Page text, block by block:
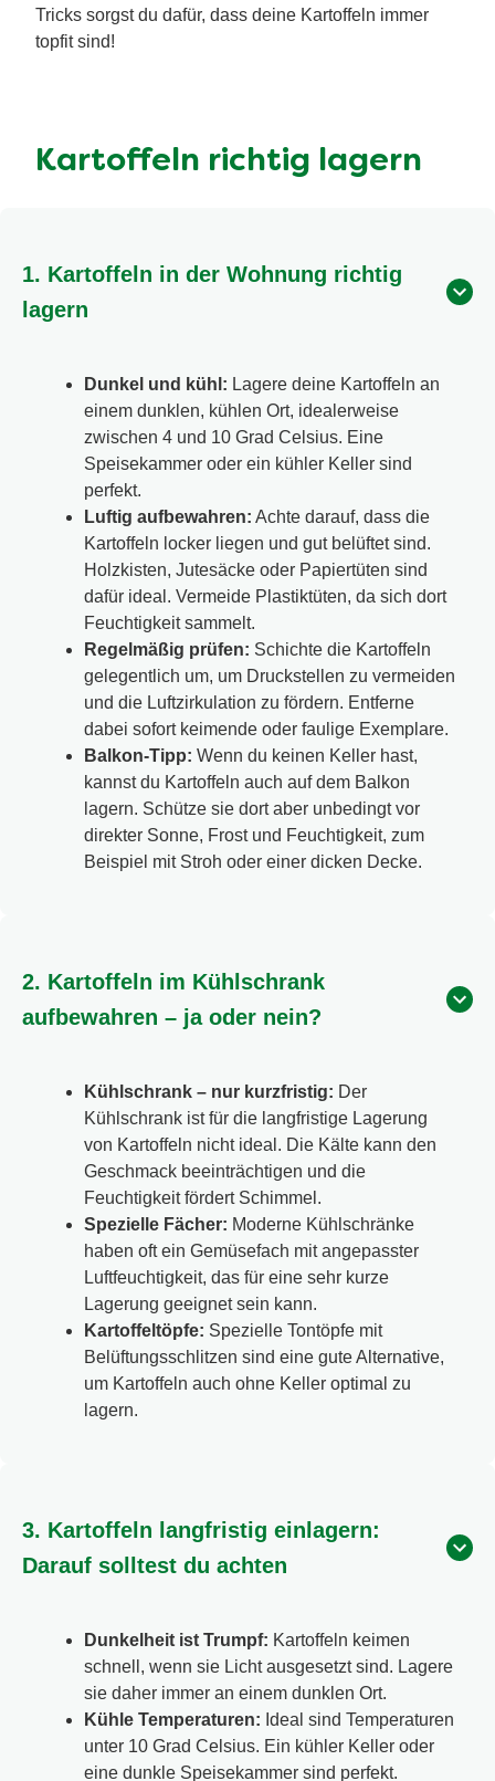
Tricks sorgst du dafür, dass deine Kartoffeln immer
topfit sind!
Kartoffeln richtig lagern
1. Kartoffeln in der Wohnung richtig
lagern
Dunkel und kühl: Lagere deine Kartoffeln an
einem dunklen, kühlen Ort, idealerweise
zwischen 4 und 10 Grad Celsius. Eine
Speisekammer oder ein kühler Keller sind
perfekt.
Luftig aufbewahren: Achte darauf, dass die
Kartoffeln locker liegen und gut belüftet sind.
Holzkisten, Jutesäcke oder Papiertüten sind
dafür ideal. Vermeide Plastiktüten, da sich dort
Feuchtigkeit sammelt.
Regelmäßig prüfen: Schichte die Kartoffeln
gelegentlich um, um Druckstellen zu vermeiden
und die Luftzirkulation zu fördern. Entferne
dabei sofort keimende oder faulige Exemplare.
Balkon-Tipp: Wenn du keinen Keller hast,
kannst du Kartoffeln auch auf dem Balkon
lagern. Schütze sie dort aber unbedingt vor
direkter Sonne, Frost und Feuchtigkeit, zum
Beispiel mit Stroh oder einer dicken Decke.
2. Kartoffeln im Kühlschrank
aufbewahren – ja oder nein?
Kühlschrank – nur kurzfristig: Der
Kühlschrank ist für die langfristige Lagerung
von Kartoffeln nicht ideal. Die Kälte kann den
Geschmack beeinträchtigen und die
Feuchtigkeit fördert Schimmel.
Spezielle Fächer: Moderne Kühlschränke
haben oft ein Gemüsefach mit angepasster
Luftfeuchtigkeit, das für eine sehr kurze
Lagerung geeignet sein kann.
Kartoffeltöpfe: Spezielle Tontöpfe mit
Belüftungsschlitzen sind eine gute Alternative,
um Kartoffeln auch ohne Keller optimal zu
lagern.
3. Kartoffeln langfristig einlagern:
Darauf solltest du achten
Dunkelheit ist Trumpf: Kartoffeln keimen
schnell, wenn sie Licht ausgesetzt sind. Lagere
sie daher immer an einem dunklen Ort.
Kühle Temperaturen: Ideal sind Temperaturen
unter 10 Grad Celsius. Ein kühler Keller oder
eine dunkle Speisekammer sind perfekt.